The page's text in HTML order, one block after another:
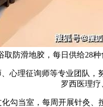
防滑地胶，每日供给28
理征询师等专业团队，
罗西医理疗
当室，每周开展针灸、